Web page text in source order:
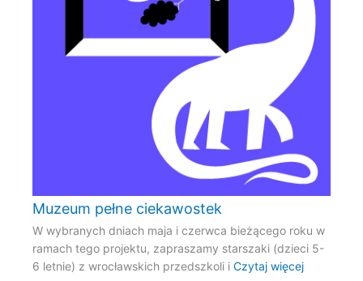
Muzeum pełne ciekawostek
W wybranych dniach maja i czerwca bieżącego roku w
ramach tego projektu, zapraszamy starszaki (dzieci 5-
6 letnie) z wrocławskich przedszkoli iCzytaj więcej